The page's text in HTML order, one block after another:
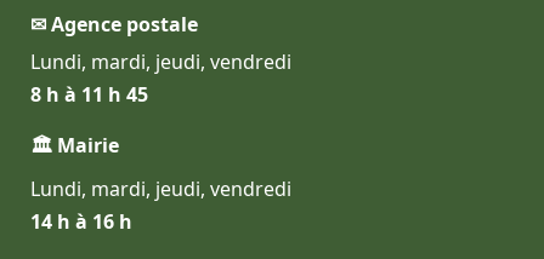
✉ Agence postale
Lundi, mardi, jeudi, vendredi
8 h à 11 h 45
🏛 Mairie
Lundi, mardi, jeudi, vendredi
14 h à 16 h